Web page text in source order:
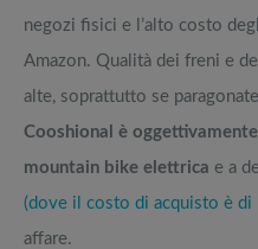
negozi fisici e l’alto costo
Amazon. Qualità dei freni e
alte, soprattutto se
Cooshional è
mountain bike elettrica e a
(dove il costo di acquisto è di
affare.